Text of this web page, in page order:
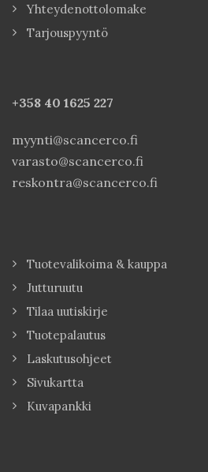
Yhteydenottolomake
Tarjouspyyntö
+358 40 1625 227
myynti@scancerco.fi
varasto@scancerco.fi
reskontra@scancerco.fi
Tuotevalikoima & kauppa
Jutturuutu
Tilaa uutiskirje
Tuotepalautus
Laskutusohjeet
Sivukartta
Kuvapankki